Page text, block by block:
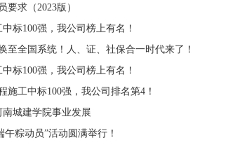
要求（2023版）
标100强，我公司榜上有名！
至全国系统！人、证、社保合一时代来了！
标100强，我公司榜上有名！
施工中标100强，我公司排名第4！
城建学院事业发展
午粽动员”活动圆满举行！